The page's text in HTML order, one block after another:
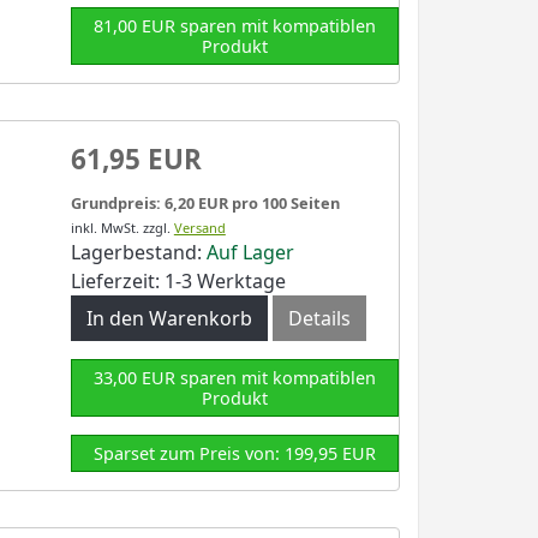
81,00 EUR sparen mit kompatiblen
Produkt
61,95 EUR
Grundpreis: 6,20 EUR pro 100 Seiten
inkl. MwSt. zzgl. Versand
Lagerbestand: Auf Lager
Lieferzeit: 1-3 Werktage
In den Warenkorb
Details
33,00 EUR sparen mit kompatiblen
Produkt
Sparset zum Preis von: 199,95 EUR